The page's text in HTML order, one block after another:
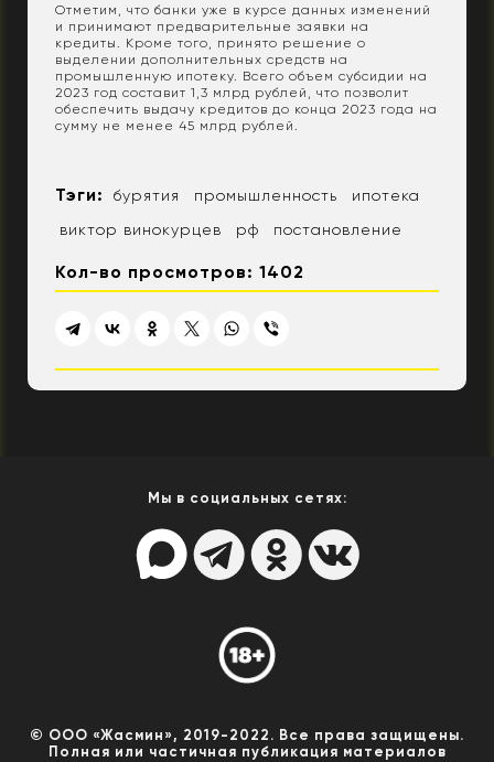
Отметим, что банки уже в курсе данных изменений
и принимают предварительные заявки на
кредиты. Кроме того, принято решение о
выделении дополнительных средств на
промышленную ипотеку. Всего объем субсидии на
2023 год составит 1,3 млрд рублей, что позволит
обеспечить выдачу кредитов до конца 2023 года на
сумму не менее 45 млрд рублей.
Тэги: бурятия промышленность
ипотека
виктор винокурцев
рф постановление
Кол-во просмотров: 1402
Мы в социальных сетях:
© ООО «Жасмин», 2019-2022. Все права защищены.
Полная или частичная публикация материалов